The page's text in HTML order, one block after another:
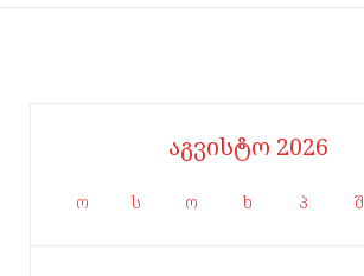
აგვისტო 2026
ო ს ო ხ პ შ